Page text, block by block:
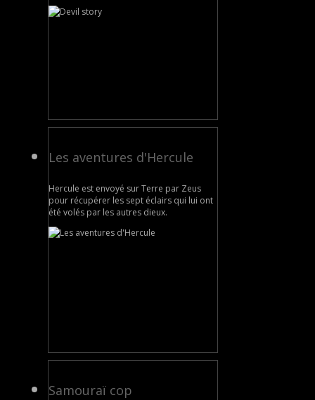
Les aventures d'Hercule
Hercule est envoyé sur Terre par Zeus
pour récupérer les sept éclairs qui lui ont
été volés par les autres dieux.
Samouraï cop